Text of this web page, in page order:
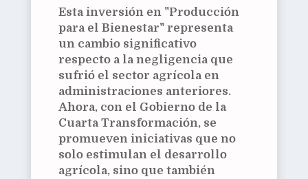
Esta inversión en "Producción
para el Bienestar" representa
un cambio significativo
respecto a la negligencia que
sufrió el sector agrícola en
administraciones anteriores.
Ahora, con el Gobierno de la
Cuarta Transformación, se
promueven iniciativas que no
solo estimulan el desarrollo
agrícola, sino que también